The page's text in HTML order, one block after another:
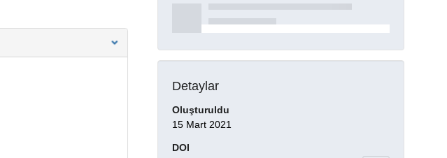
Detaylar
Oluşturuldu
15 Mart 2021
DOI